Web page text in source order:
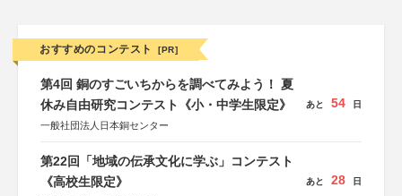
おすすめのコンテスト [PR]
第4回 銅のすごいちからを調べてみよう！ 夏
休み自由研究コンテスト《小・中学生限定》
一般社団法人日本銅センター
あと 54 日
第22回「地域の伝承文化に学ぶ」コンテスト
《高校生限定》
あと 28 日